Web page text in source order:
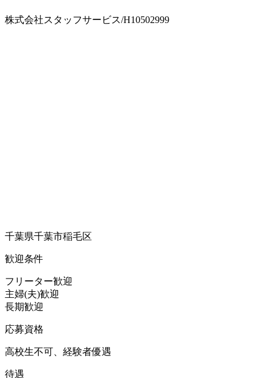
株式会社スタッフサービス/H10502999
千葉県千葉市稲毛区
歓迎条件
フリーター歓迎
主婦(夫)歓迎
長期歓迎
応募資格
高校生不可、経験者優遇
待遇